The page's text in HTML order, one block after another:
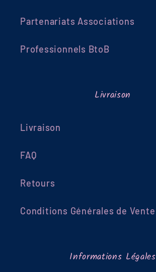
Partenariats Associations
Professionnels BtoB
Livraison
Livraison
FAQ
Retours
Conditions Générales de Vente
Informations Légales